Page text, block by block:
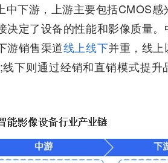
下游，上游主要包括CMOS感
定了设备的性能和影像质量。
游销售渠道线上线下并重，线
下则通过经销和直销模式提升